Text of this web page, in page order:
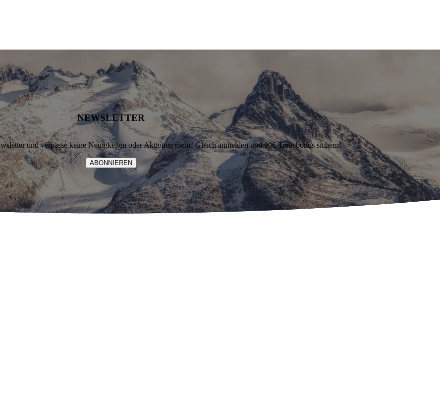
NEWSLETTER
und verpasse keine Neuigkeiten oder Aktionen mehr! Gleich anmelden und 10€ Treuebonus sichern!
ABONNIEREN